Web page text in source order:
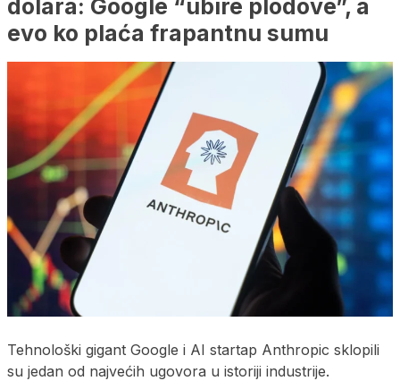
dolara: Google “ubire plodove”, a
evo ko plaća frapantnu sumu
Tehnološki gigant Google i AI startap Anthropic sklopili
su jedan od najvećih ugovora u istoriji industrije.